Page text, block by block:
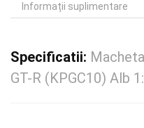
Informații suplimentare
Specificatii:
GT-R (KPGC10) Alb